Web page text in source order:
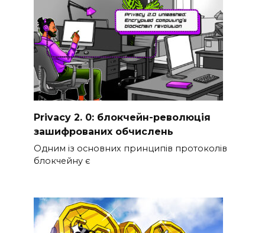
Privacy 2. 0: блокчейн-революція
зашифрованих обчислень
Одним із основних принципів протоколів
блокчейну є